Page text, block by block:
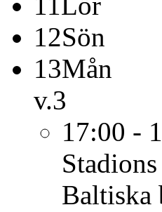
12Sön
13Mån
v.3
17:00 -
Baltiska